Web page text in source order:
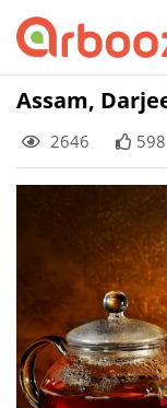
Skip
content
Assam,
2646 598
Найти: